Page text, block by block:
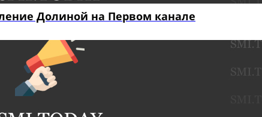
Долиной на Первом канале